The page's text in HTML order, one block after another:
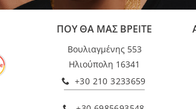
ΠΟΥ ΘΑ ΜΑΣ ΒΡΕΙΤΕ
Βουλιαγμένης 553
Ηλιούπολη 16341
+30 210 3233659